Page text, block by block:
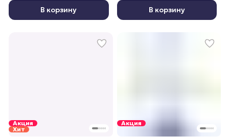
В корзину В корзину
Акция
Хит
Акция